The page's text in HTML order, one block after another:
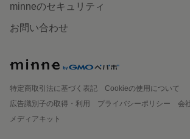
minneのセキュリティ
お問い合わせ
特定商取引法に基づく表記
Cookieの使用について
広告識別子の取得・利用
プライバシーポリシー 会
メディアキット